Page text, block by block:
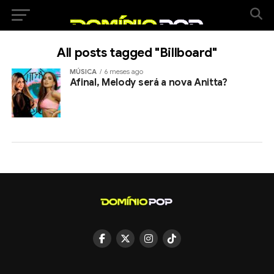
All posts tagged "Billboard"
MÚSICA 6 meses ago
Afinal, Melody será a nova Anitta?